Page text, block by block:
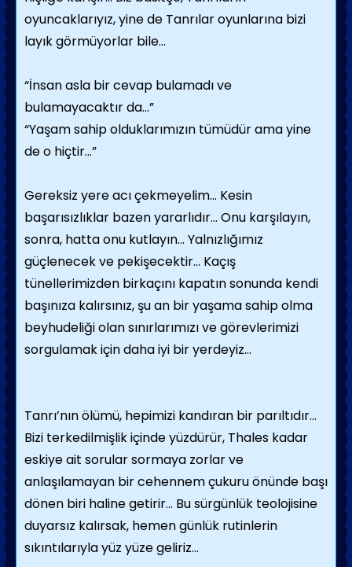
oyuncaklarıyız, yine de Tanrılar oyunlarına bizi
layık görmüyorlar bile…
“İnsan asla bir cevap bulamadı ve
bulamayacaktır da…”
“Yaşam sahip olduklarımızın tümüdür ama yine
de o hiçtir…”
Gereksiz yere acı çekmeyelim… Kesin
başarısızlıklar bazen yararlıdır… Onu karşılayın,
sonra, hatta onu kutlayın… Yalnızlığımız
güçlenecek ve pekişecektir… Kaçış
tünellerimizden birkaçını kapatın sonunda kendi
başınıza kalırsınız, şu an bir yaşama sahip olma
beyhudeliği olan sınırlarımızı ve görevlerimizi
sorgulamak için daha iyi bir yerdeyiz…
Tanrı’nın ölümü, hepimizi kandıran bir parıltıdır…
Bizi terkedilmişlik içinde yüzdürür, Thales kadar
eskiye ait sorular sormaya zorlar ve
anlaşılamayan bir cehennem çukuru önünde başı
dönen biri haline getirir… Bu sürgünlük teolojisine
duyarsız kalırsak, hemen günlük rutinlerin
sıkıntılarıyla yüz yüze geliriz…